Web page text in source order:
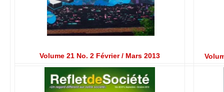
Volume 21 No. 2 Février / Mars 2013